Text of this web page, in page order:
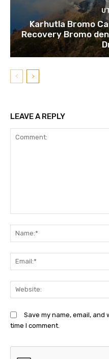
Karhutla Bromo
Recovery Bromo
LEAVE A REPLY
Save my name, email,
time I comment.